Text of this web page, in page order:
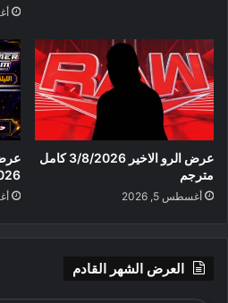
عرض الرو الاخير 3/8/2026 كامل
مترجم
أغسطس 5, 2026
2026 الليلة
العرض الشهر القادم